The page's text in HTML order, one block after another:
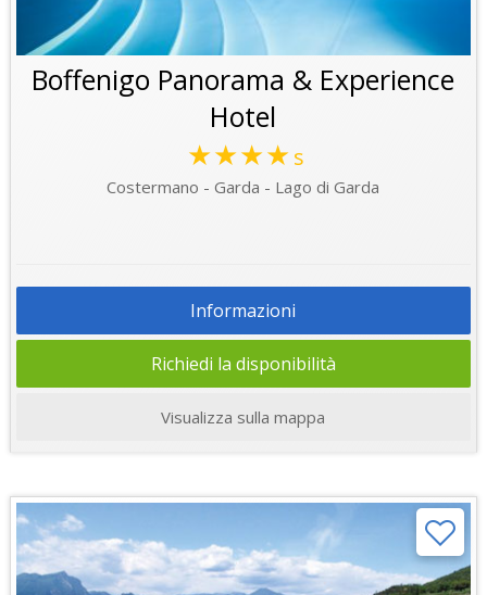
Boffenigo Panorama & Experience
Hotel
★★★★s
Costermano - Garda - Lago di Garda
Informazioni
Richiedi la disponibilità
Visualizza sulla mappa